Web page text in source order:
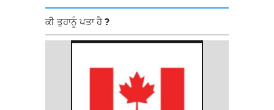
ਕੀ ਤੁਹਾਨੂੰ ਪਤਾ ਹੈ ?